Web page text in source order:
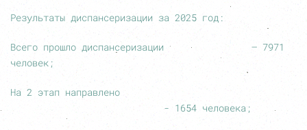
Результаты диспансеризации за 2025 год:
Всего прошло диспансеризации – 7971
человек;
На 2 этап направлено
- 1654 человека;